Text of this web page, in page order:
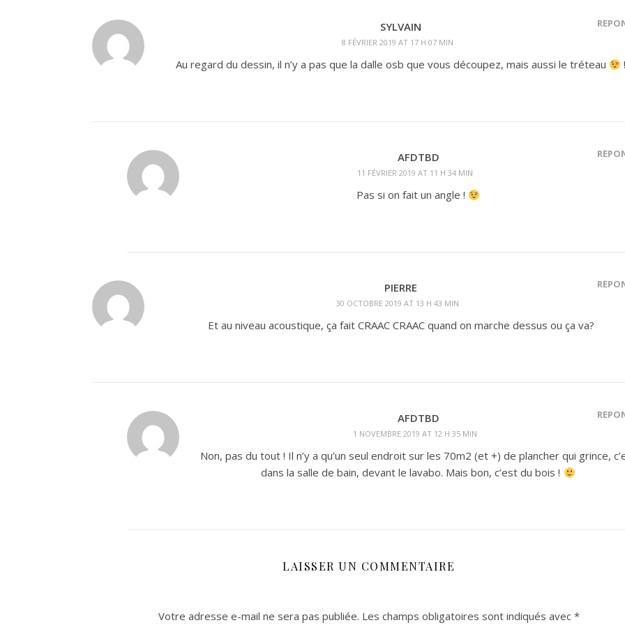
SYLVAIN
8 FÉVRIER 2019 AT 17 H 07 MIN
Au regard du dessin, il n’y a pas que la dalle osb que vous découpez, mais aussi le tréteau !
AFDTBD
11 FÉVRIER 2019 AT 11 H 34 MIN
Pas si on fait un angle !
PIERRE
30 OCTOBRE 2019 AT 13 H 43 MIN
Et au niveau acoustique, ça fait CRAAC CRAAC quand on marche dessus ou ça va?
AFDTBD
1 NOVEMBRE 2019 AT 12 H 35 MIN
Non, pas du tout ! Il n’y a qu’un seul endroit sur les 70m2 (et +) de plancher qui grince,
dans la salle de bain, devant le lavabo. Mais bon, c’est du bois !
LAISSER UN COMMENTAIRE
Votre adresse e-mail ne sera pas publiée. Les champs obligatoires sont indiqués avec *